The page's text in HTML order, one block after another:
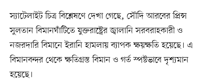
স্যাটেলাইট চিত্র বিশ্লেষণে দেখা গেছে, সৌদি আরবের প্রিন্স
সুলতান বিমানঘাঁটিতে যুক্তরাষ্ট্রের জ্বালানি সরবরাহকারী ও
নজরদারি বিমানে ইরানি হামলায় ব্যাপক ক্ষয়ক্ষতি হয়েছে। এ
বিমানবন্দর থেকে ক্ষতিগ্রস্ত বিমান ও গর্ত স্পষ্টভাবে দৃশ্যমান
হয়েছে।